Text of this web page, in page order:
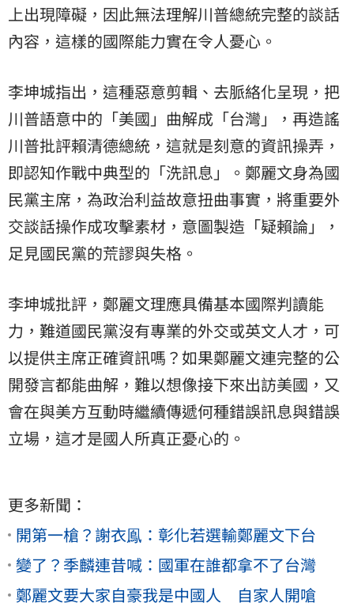
上出現障礙，因此無法理解川普總統完整的談話
內容，這樣的國際能力實在令人憂心。
李坤城指出，這種惡意剪輯、去脈絡化呈現，把
川普語意中的「美國」曲解成「台灣」，再造謠
川普批評賴清德總統，這就是刻意的資訊操弄，
即認知作戰中典型的「洗訊息」。鄭麗文身為國
民黨主席，為政治利益故意扭曲事實，將重要外
交談話操作成攻擊素材，意圖製造「疑賴論」，
足見國民黨的荒謬與失格。
李坤城批評，鄭麗文理應具備基本國際判讀能
力，難道國民黨沒有專業的外交或英文人才，可
以提供主席正確資訊嗎？如果鄭麗文連完整的公
開發言都能曲解，難以想像接下來出訪美國，又
會在與美方互動時繼續傳遞何種錯誤訊息與錯誤
立場，這才是國人所真正憂心的。
更多新聞：
開第一槍？謝衣鳯：彰化若選輸鄭麗文下台
變了？季麟連昔喊：國軍在誰都拿不了台灣
鄭麗文要大家自豪我是中國人 自家人開嗆